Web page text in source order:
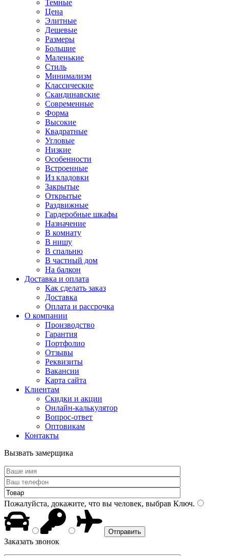
Темные
Цена
Элитные
Дешевые
Размеры
Большие
Маленькие
Стиль
Минимализм
Классические
Скандинавские
Современные
Форма
Высокие
Квадратные
Угловые
Низкие
Особенности
Встроенные
Из кладовки
Закрытые
Открытые
Раздвижные
Гардеробные шкафы
Назначение
В комнату
В нишу
В спальню
В частный дом
На балкон
Доставка и оплата
Как сделать заказ
Доставка
Оплата и рассрочка
О компании
Производство
Гарантия
Портфолио
Отзывы
Реквизиты
Вакансии
Карта сайта
Клиентам
Скидки и акции
Онлайн-калькулятор
Вопрос-ответ
Оптовикам
Контакты
Вызвать замерщика
Пожалуйста, докажите, что вы человек, выбрав Ключ.
Заказать звонок